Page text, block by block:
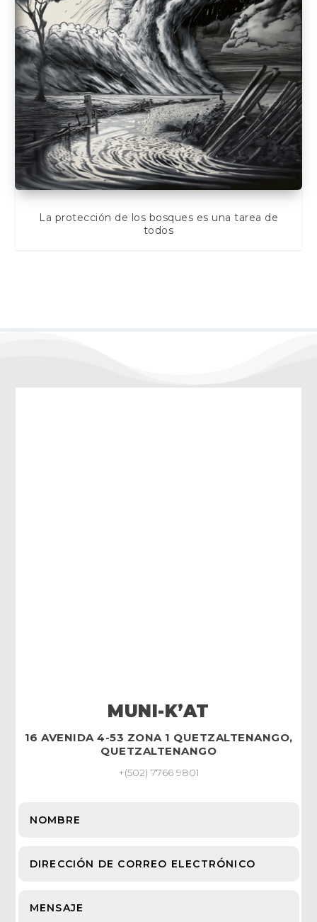
La protección de los bosques es una tarea de
todos
MUNI-K’AT
16 AVENIDA 4-53 ZONA 1 QUETZALTENANGO,
QUETZALTENANGO
+(502) 7766 9801